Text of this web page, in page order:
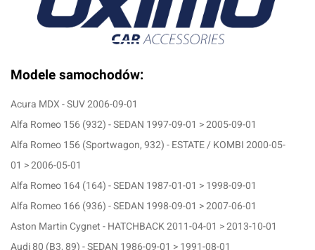
Modele samochodów:
Acura MDX - SUV 2006-09-01
Alfa Romeo 156 (932) - SEDAN 1997-09-01 > 2005-09-01
Alfa Romeo 156 (Sportwagon, 932) - ESTATE / KOMBI 2000-05-
01 > 2006-05-01
Alfa Romeo 164 (164) - SEDAN 1987-01-01 > 1998-09-01
Alfa Romeo 166 (936) - SEDAN 1998-09-01 > 2007-06-01
Aston Martin Cygnet - HATCHBACK 2011-04-01 > 2013-10-01
Audi 80 (B3, 89) - SEDAN 1986-09-01 > 1991-08-01